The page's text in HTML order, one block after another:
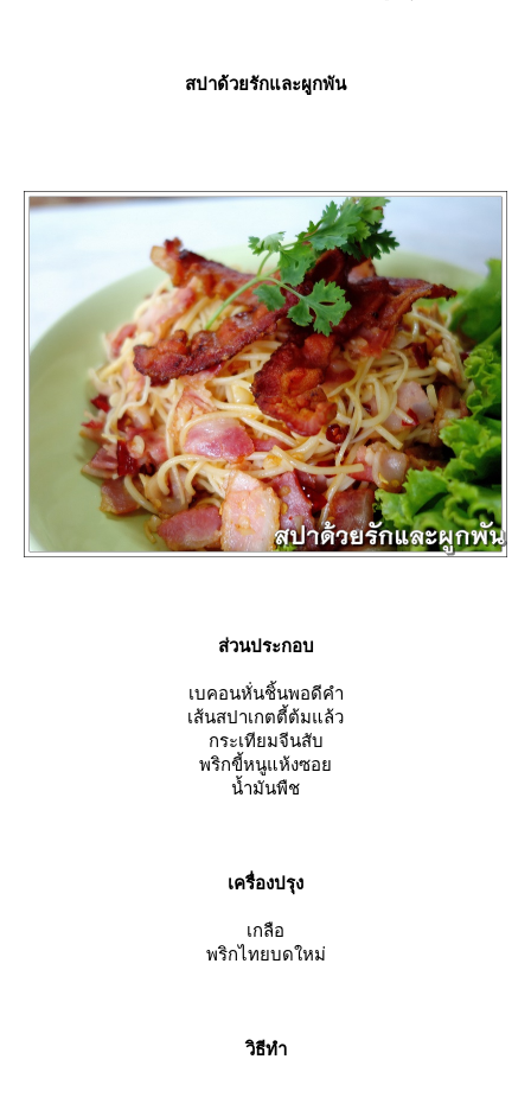
สปาด้วยรักและผูกพัน
ส่วนประกอบ
เบคอนหั่นชิ้นพอดีคำ
เส้นสปาเกตตี้ต้มแล้ว
กระเทียมจีนสับ
พริกขี้หนูแห้งซอ
น้ำมันพืช
เครื่องปรุง
เกลือ
พริกไทยบดใหม่
วิธีทำ